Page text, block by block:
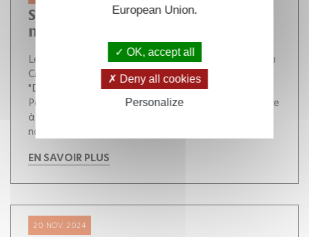
Séminaire de géométrie le 27
novembre 2024
Le séminaire aura lieu dans la salle de conférences du
CMLS 10h - 12h : Loïs Faisant (ISTA, Vienne)
"Distribution motivique de courbes et formules de
Poisson" La première heure aura pour but de répondre
à une question du type : « comment en sommes-
nous...
EN SAVOIR PLUS
20 NOV. 2024
European Union.
OK, accept all
Deny all cookies
Personalize